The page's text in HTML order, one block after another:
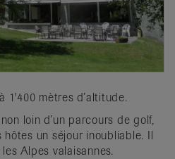
1'400 mètres d’altitude.
loin d’un parcours de golf,
hôtes un séjour inoubliable. Il
Alpes valaisannes.